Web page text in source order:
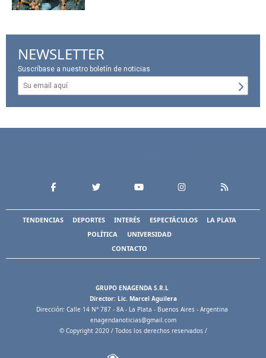
NEWSLETTER
Suscríbase a nuestro boletín de noticias
TENDENCIAS DEPORTES INTERÉS ESPECTÁCULOS
LA PLATA
POLÍTICA
UNIVERSIDAD
CONTACTO
GRUPO ENAGENDA S.R.L
Director: Lic. Marcel Aguilera
Dirección: Calle 14 N° 787 - 8A - La Plata - Buenos Aires - Argentina
enagendanoticias@gmail.com
© Copyright 2020 / Todos los derechos reservados /